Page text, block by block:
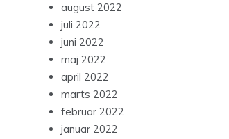
august 2022
juli 2022
juni 2022
maj 2022
april 2022
marts 2022
februar 2022
januar 2022